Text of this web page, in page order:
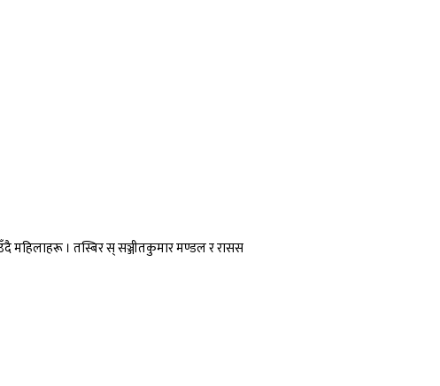
महिलाहरू । तस्बिर स् सञ्जीतकुमार मण्डल र रासस